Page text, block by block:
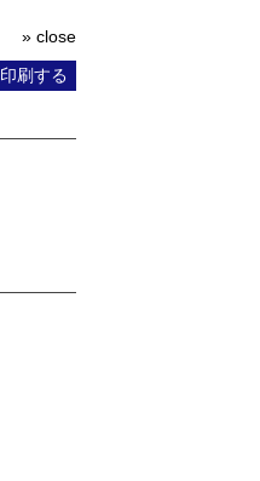
» close
印刷する